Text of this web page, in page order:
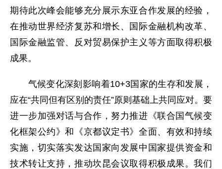
期待此次峰会能够充分展示东亚合作发展的经验，
在推动世界经济复苏和增长、国际金融机构改革、
国际金融监管、反对贸易保护主义等方面取得积极
成果。
气候变化深刻影响着10+3国家的生存和发展，
应在“共同但有区别的责任”原则基础上共同应对。要
进一步加强对话与合作，努力推进《联合国气候变
化框架公约》和《京都议定书》全面、有效和持续
实施，切实落实发达国家向发展中国家提供资金和
技术转让支持，推动坎昆会议取得积极成果。我们